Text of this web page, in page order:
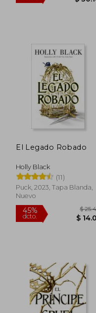
El Legado Robado
Holly Black
(11)
Puck, 2023, Tapa Blanda,
Nuevo
45%
dcto.